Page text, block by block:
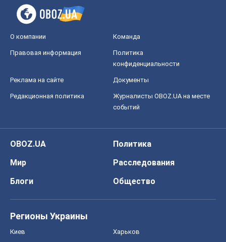
О компании Команда
Правовая информация
Политика
конфиденциальности
Реклама на сайте Документы
Редакционная политика
Журналисты OBOZ.UA на месте
событий
OBOZ.UA
Политика
Мир
Расследования
Блоги
Общество
Регионы Украины
Киев Харьков